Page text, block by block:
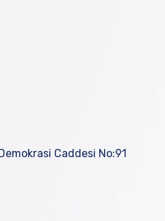
Caddesi No:91